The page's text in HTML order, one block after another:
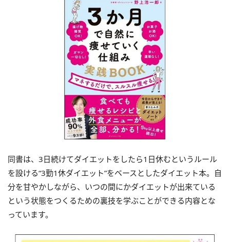
同書は、3日続けてダイエットをしたら1日休むというルール
を設ける“3勤1休ダイエット”をベースとしたダイエット本。自
分を甘やかしながら、いつの間にかダイエットが出来ている
という状態をつくるための裏技を学ぶことができる内容とな
っています。